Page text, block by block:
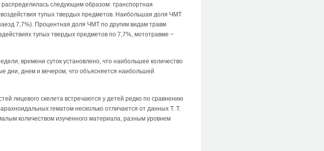
следующим образом: транспортная
тупых твердых предметов. Наибольшая доля ЧМТ
7,7%). Процентная доля ЧМТ по другим видам травм
тупых твердых предметов по 7,7%, мототравме −
времени суток установлено, что наибольшее количество
дни, днем и вечером, что объясняется наибольшей
лицевого скелета встречаются у детей редко по сравнению
гематом несколько отличается от данных Т. Т.
количеством изученного материала, разным уровнем